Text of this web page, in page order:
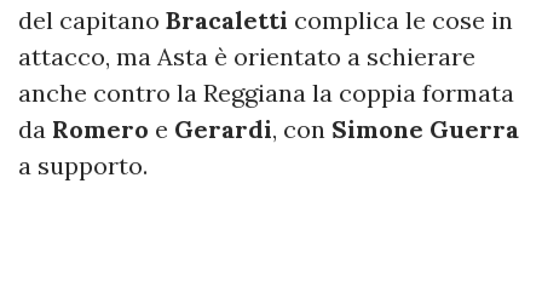
del capitano Bracaletti complica le cose in
attacco, ma Asta è orientato a schierare
anche contro la Reggiana la coppia formata
da Romero e Gerardi, con Simone Guerra
a supporto.